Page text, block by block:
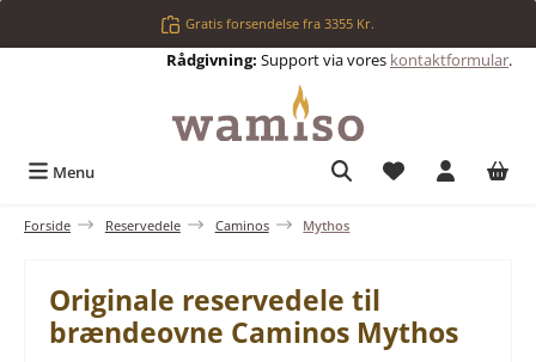
Gratis forsendelse fra 3355 Kr.
Rådgivning: Support via vores kontaktformular.
Menu Du har 0
Forside Reservedele Caminos Mythos
Originale reservedele til
brændeovne Caminos Mythos